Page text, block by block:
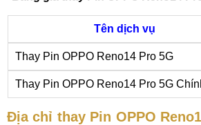
Tên dịch vụ
Thay Pin OPPO Reno14 Pro 5G
Thay Pin OPPO Reno14 Pro 5G
Địa chỉ thay Pin OPPO